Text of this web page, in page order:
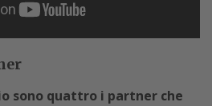
sono quattro i partner che